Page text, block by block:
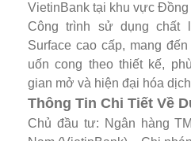
VietinBank tại khu vực
Công trình sử dụng chất
Surface cao cấp, mang
uốn cong theo thiết kế,
gian mở và hiện đại hóa
Thông Tin Chi Tiết Về
Chủ đầu tư: Ngân hàng